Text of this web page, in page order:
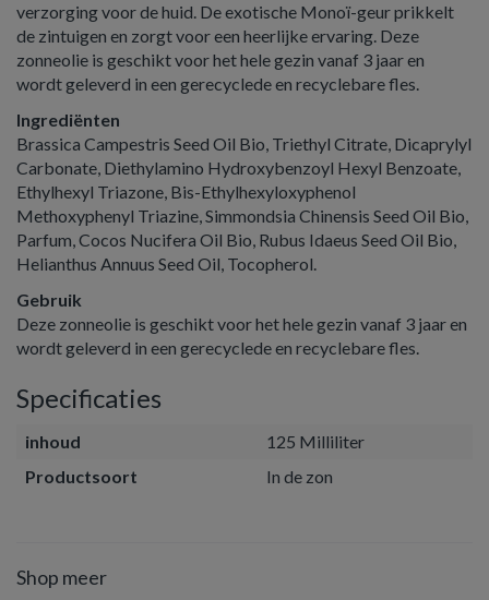
verzorging voor de huid. De exotische Monoï-geur prikkelt
de zintuigen en zorgt voor een heerlijke ervaring. Deze
zonneolie is geschikt voor het hele gezin vanaf 3 jaar en
wordt geleverd in een gerecyclede en recyclebare fles.
Ingrediënten
Brassica Campestris Seed Oil Bio, Triethyl Citrate, Dicaprylyl
Carbonate, Diethylamino Hydroxybenzoyl Hexyl Benzoate,
Ethylhexyl Triazone, Bis-Ethylhexyloxyphenol
Methoxyphenyl Triazine, Simmondsia Chinensis Seed Oil Bio,
Parfum, Cocos Nucifera Oil Bio, Rubus Idaeus Seed Oil Bio,
Helianthus Annuus Seed Oil, Tocopherol.
Gebruik
Deze zonneolie is geschikt voor het hele gezin vanaf 3 jaar en
wordt geleverd in een gerecyclede en recyclebare fles.
Specificaties
inhoud
125 Milliliter
Productsoort
In de zon
Shop meer